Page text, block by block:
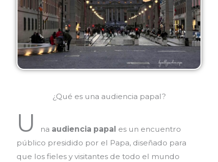
¿Qué es una audiencia papal?
U na audiencia papal es un encuentro
público presidido por el Papa, diseñado para
que los fieles y visitantes de todo el mundo